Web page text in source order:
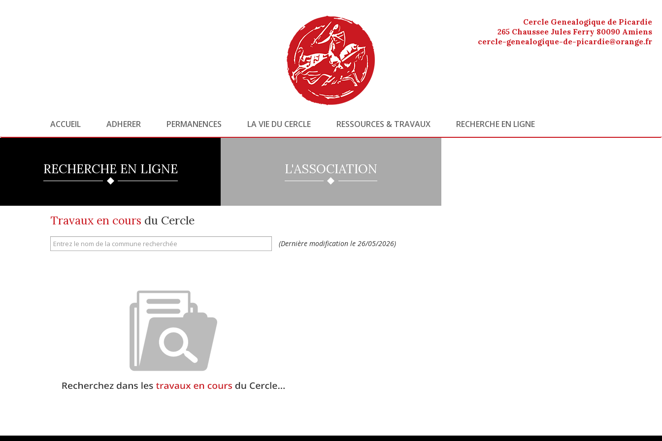
Cercle Genealogique de Picardie
265 Chaussee Jules Ferry 80090 Amiens
cercle-genealogique-de-picardie@orange.fr
ACCUEIL ADHERER PERMANENCES LA VIE DU CERCLE RESSOURCES & TRAVAUX RECHERCHE EN LIGNE
RECHERCHE EN LIGNE L'ASSOCIATION
Travaux en cours du Cercle
(Dernière modification le 26/05/2026)